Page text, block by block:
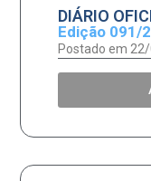
DIÁRIO
Edição 091/
Postado em